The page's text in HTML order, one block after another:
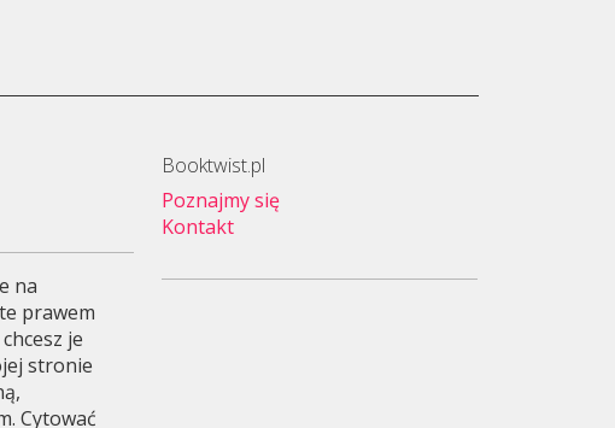
na
prawem
je
stronie
Cytować
Booktwist.pl
Poznajmy się
Kontakt